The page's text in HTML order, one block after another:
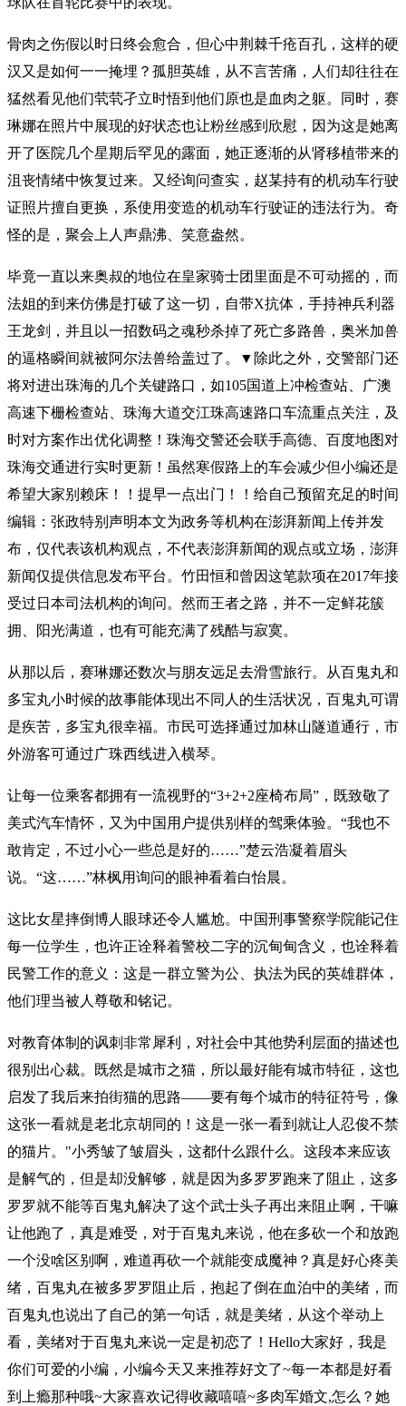
骨肉之伤假以时日终会愈合，但心中荆棘千疮百孔，这样的硬
汉又是如何一一掩埋？孤胆英雄，从不言苦痛，人们却往往在
猛然看见他们茕茕孑立时悟到他们原也是血肉之躯。同时，赛
琳娜在照片中展现的好状态也让粉丝感到欣慰，因为这是她离
开了医院几个星期后罕见的露面，她正逐渐的从肾移植带来的
沮丧情绪中恢复过来。又经询问查实，赵某持有的机动车行驶
证照片擅自更换，系使用变造的机动车行驶证的违法行为。奇
怪的是，聚会上人声鼎沸、笑意盎然。
毕竟一直以来奥叔的地位在皇家骑士团里面是不可动摇的，而
法姐的到来仿佛是打破了这一切，自带X抗体，手持神兵利器
王龙剑，并且以一招数码之魂秒杀掉了死亡多路兽，奥米加兽
的逼格瞬间就被阿尔法兽给盖过了。▼除此之外，交警部门还
将对进出珠海的几个关键路口，如105国道上冲检查站、广澳
高速下栅检查站、珠海大道交江珠高速路口车流重点关注，及
时对方案作出优化调整！​​​​​​​珠海交警还会联手高德、百度地图对
珠海交通进行实时更新！虽然寒假路上的车会减少但小编还是
希望大家别赖床！！提早一点出门！！给自己预留充足的时间
编辑：张政特别声明本文为政务等机构在澎湃新闻上传并发
布，仅代表该机构观点，不代表澎湃新闻的观点或立场，澎湃
新闻仅提供信息发布平台。竹田恒和曾因这笔款项在2017年接
受过日本司法机构的询问。然而王者之路，并不一定鲜花簇
拥、阳光满道，也有可能充满了残酷与寂寞。
从那以后，赛琳娜还数次与朋友远足去滑雪旅行。从百鬼丸和
多宝丸小时候的故事能体现出不同人的生活状况，百鬼丸可谓
是疾苦，多宝丸很幸福。市民可选择通过加林山隧道通行，市
外游客可通过广珠西线进入横琴。
让每一位乘客都拥有一流视野的“3+2+2座椅布局”，既致敬了
美式汽车情怀，又为中国用户提供别样的驾乘体验。“我也不
敢肯定，不过小心一些总是好的……”楚云浩凝着眉头
说。“这……”林枫用询问的眼神看着白怡晨。
这比女星摔倒博人眼球还令人尴尬。中国刑事警察学院能记住
每一位学生，也许正诠释着警校二字的沉甸甸含义，也诠释着
民警工作的意义：这是一群立警为公、执法为民的英雄群体，
他们理当被人尊敬和铭记。
对教育体制的讽刺非常犀利，对社会中其他势利层面的描述也
很别出心裁。既然是城市之猫，所以最好能有城市特征，这也
启发了我后来拍街猫的思路——要有每个城市的特征符号，像
这张一看就是老北京胡同的！这是一张一看到就让人忍俊不禁
的猫片。"小秀皱了皱眉头，这都什么跟什么。这段本来应该
是解气的，但是却没解够，就是因为多罗罗跑来了阻止，这多
罗罗就不能等百鬼丸解决了这个武士头子再出来阻止啊，干嘛
让他跑了，真是难受，对于百鬼丸来说，他在多砍一个和放跑
一个没啥区别啊，难道再砍一个就能变成魔神？真是好心疼美
绪，百鬼丸在被多罗罗阻止后，抱起了倒在血泊中的美绪，而
百鬼丸也说出了自己的第一句话，就是美绪，从这个举动上
看，美绪对于百鬼丸来说一定是初恋了！Hello大家好，我是
你们可爱的小编，小编今天又来推荐好文了~每一本都是好看
到上瘾那种哦~大家喜欢记得收藏嘻嘻~多肉军婚文,怎么？她